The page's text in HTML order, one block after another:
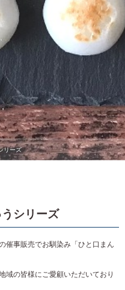
リーズ
シリーズ
催事販売でお馴染み「ひと口まん
域の皆様にご愛顧いただいており